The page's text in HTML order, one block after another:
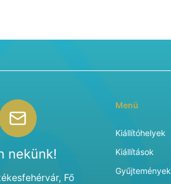
nekünk!
Fő
Menü
Kiállítóhelyek
Kiállítások
Gyűjtemények